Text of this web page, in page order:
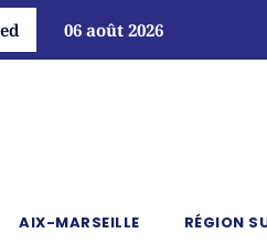
06 août 2026
AIX-MARSEILLE RÉGION